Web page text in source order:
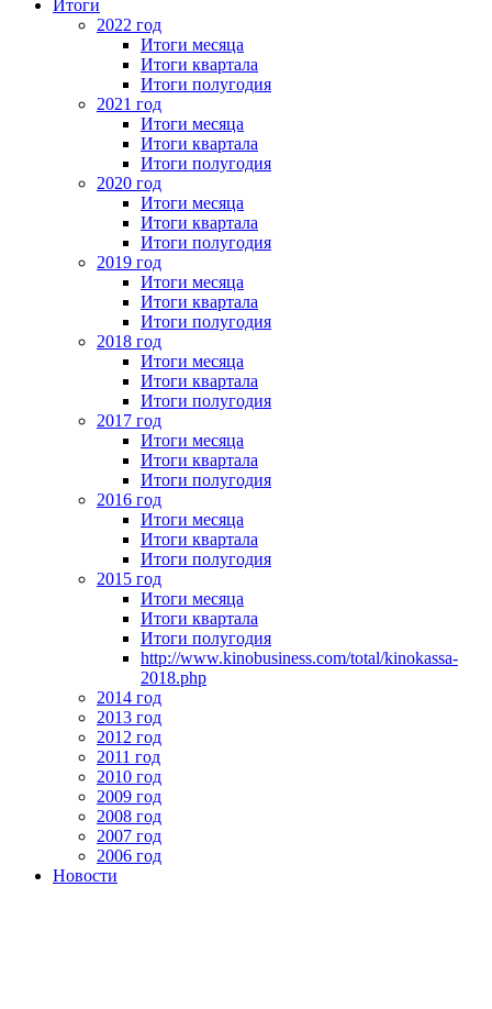
Итоги
2022 год
Итоги месяца
Итоги квартала
Итоги полугодия
2021 год
Итоги месяца
Итоги квартала
Итоги полугодия
2020 год
Итоги месяца
Итоги квартала
Итоги полугодия
2019 год
Итоги месяца
Итоги квартала
Итоги полугодия
2018 год
Итоги месяца
Итоги квартала
Итоги полугодия
2017 год
Итоги месяца
Итоги квартала
Итоги полугодия
2016 год
Итоги месяца
Итоги квартала
Итоги полугодия
2015 год
Итоги месяца
Итоги квартала
Итоги полугодия
http://www.kinobusiness.com/total/kinokassa-
2018.php
2014 год
2013 год
2012 год
2011 год
2010 год
2009 год
2008 год
2007 год
2006 год
Новости